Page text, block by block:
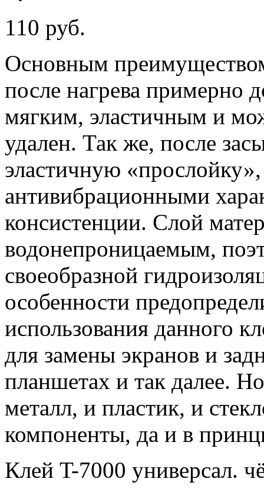
110 руб.
Основным
после нагрева примерно
мягким, эластичным и
удален. Так же, после
эластичную «прослойку»,
антивибрационными
консистенции. Слой
водонепроницаемым,
своеобразной
особенности
использования данного
для замены экранов и
планшетах и так далее.
металл, и пластик, и
компоненты, да и в
Клей T-7000 универсал.